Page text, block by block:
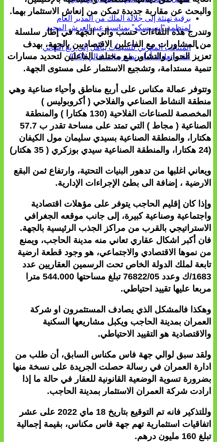
برقية تهنئة إلى جلالة الملك من المدير العام
لمنظمة “إيسيسكو” بمناسبة عيد العرش المجيد
المنتخب المغربي للسيدات يتأهل إلى ربع النهائي
عقب تعادله أمام نظيره السنغالي (0-0)
والبحث عن مقاربة جديدة تمكن من إنعاش الاستثمار بهما.
وتندرج هذه اللقاءات حسب والي الجهة في إطار سلسلة
من المشاورات مع الفاعلين الاقتصاديين بالجهة، بهدف
تعزيز الحوار والتشاور مع مختلف الفاعلين لتحديد مسارات
تنمية مستدامة، وتشجيع الاستثمار على مستوى الجهة.
وتتوفر عمالة مكناس على أربع مناطق وأحياء صناعية وهي
منطقة النشاط الصناعي والفلاحي ( أكروبوليس )
المخصصة للصناعات الفلاحية (130 هكتارا ) والمنطقة
الصناعية ( مجاط ) التي تمتد على مساحة تقدر ب 57.7
هكتارا، والمنطقة الصناعية بسيدي سليمان مول الكيفان
ويعاني اغلبها من تدهور البنيات التحتية، وارتفاع ثمن البقع
الارضية ، إضافة الى بطئ الإجراءات الإدارية.
وإذا كان إقليم الحاجب يتوفر على مؤهلات اقتصادية
واجتماعية وصناعية كبيرة، إلى جانب موقعه الجغرافي
الاستراتيجي بالقرب من مراكز الجذب الرئيسية بالجهة.
فان أكبر اشكال عقاري تعاني منه مدينة الحاجب، ويمنع
من نموها الاقتصادي والاجتماعي، هو وجود قطعة ارضية
تابعة لملك الدولة الخاص تحت الرسمين العقاريين عدد
1683/ك وعدد 76822/05 تبلغ مساحتها 544.000 مترا
مربعا عليها تقييد احتياطي.
وهكذا فالمشكل الذي يصادف المستثمرون او شركة
العمران بمدينة الحاجب ويكبل مشاريعها السكنية
والاقتصادية هو التقييد الاحتياطي.
ولقد سبق لوالي جهة فاس مكناس السابق، أن طلب من
ادارة العمران في رسالة حصلت الجريدة على نسخة منها
بضرورة تسوية الوضعية القانونية للعقار في حالة ما إذا
ارادت شركة العمران الاستثمار بمدينة الحاجب.
وللتذكير فانه تم التوقيع بتاريخ 18 ماي 2022 على عشر
اتفاقيات استثمارية تهم جهة فاس مكناس، بقيمة إجمالية
تبلغ 160 مليون درهم.